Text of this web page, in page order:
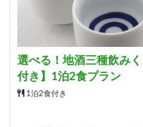
選べる！地酒三種飲み
付き】1泊2食プラン
1泊2食付き